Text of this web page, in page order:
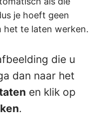
je hoeft geen
het te laten werken.
die u
dan naar het
en klik op
.